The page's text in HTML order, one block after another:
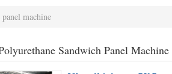
machine
Sandwich Panel Machine